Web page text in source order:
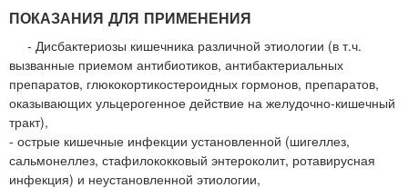
ПОКАЗАНИЯ ДЛЯ ПРИМЕНЕНИЯ
- Дисбактериозы кишечника различной этиологии (в т.ч.
вызванные приемом антибиотиков, антибактериальных
препаратов, глюкокортикостероидных гормонов, препаратов,
оказывающих ульцерогенное действие на желудочно-кишечный
тракт),
- острые кишечные инфекции установленной (шигеллез,
сальмонеллез, стафилококковый энтероколит, ротавирусная
инфекция) и неустановленной этиологии,